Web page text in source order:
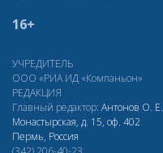
16+
УЧРЕДИТЕЛЬ
ООО «РИА ИД «Компаньон»
РЕДАКЦИЯ
Главный редактор: Антонов О. Е.
Монастырская, д. 15, оф. 402
Пермь, Россия